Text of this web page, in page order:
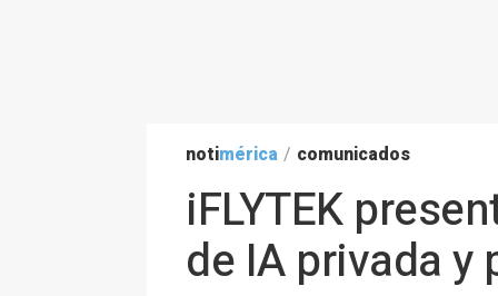
notimérica / comunicados
iFLYTEK
de IA privada